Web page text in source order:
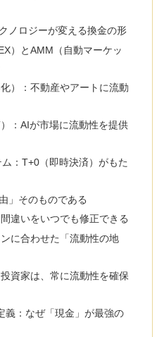
ノロジーが変える換金の形
）とAMM（自動マーケッ
）：不動産やアートに流動
：AIが市場に流動性を提供
：T+0（即時決済）がもた
」そのものである
違いをいつでも修正できる
に合わせた「流動性の地
資家は、常に流動性を確保
義：なぜ「現金」が最強の